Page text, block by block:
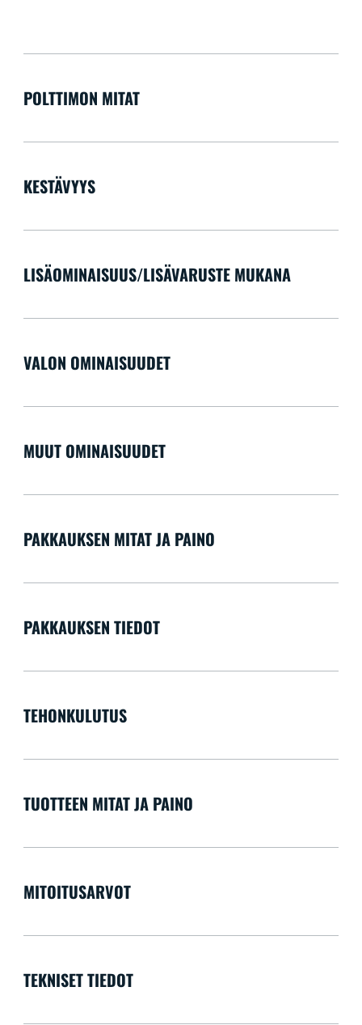
POLTTIMON MITAT
KESTÄVYYS
LISÄOMINAISUUS/LISÄVARUSTE MUKANA
VALON OMINAISUUDET
MUUT OMINAISUUDET
PAKKAUKSEN MITAT JA PAINO
PAKKAUKSEN TIEDOT
TEHONKULUTUS
TUOTTEEN MITAT JA PAINO
MITOITUSARVOT
TEKNISET TIEDOT